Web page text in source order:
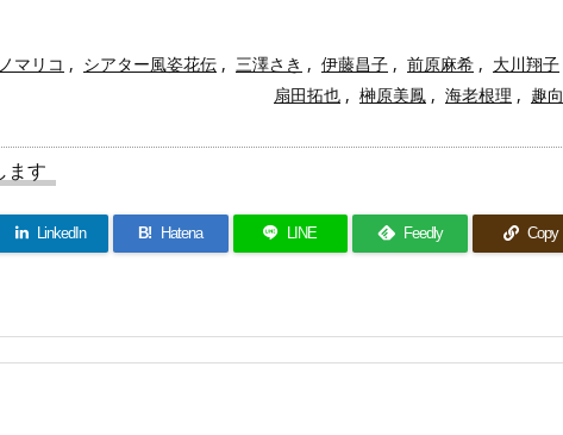
マリコ , シアター風姿花伝 , 三澤さき , 伊藤昌子 , 前原麻希 , 大川翔子
扇田拓也 , 榊原美鳳 , 海老根理 , 趣向
ます
LinkedIn B! Hatena LINE Feedly Copy